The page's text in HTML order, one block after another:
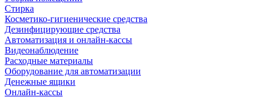
Стирка
Косметико-гигиенические средства
Дезинфицирующие средства
Автоматизация и онлайн-кассы
Видеонаблюдение
Расходные материалы
Оборудование для автоматизации
Денежные ящики
Онлайн-кассы